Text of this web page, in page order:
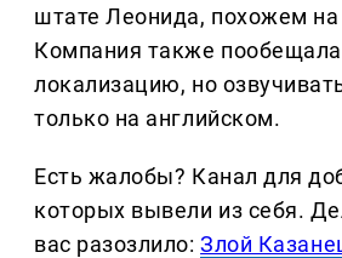
штате Леонида, похожем
Компания также
локализацию, но
только на английском.
Есть жалобы? Канал для
которых вывели из себя.
вас разозлило:Злой